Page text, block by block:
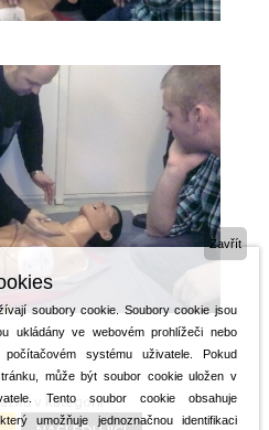
v kategorii
Zavřít
soubory cookie. Soubory cookie jsou
ukládány ve webovém prohlížeči nebo
systému uživatele. Pokud
může být soubor cookie uložen v
Tento soubor cookie obsahuje
umožňuje jednoznačnou identifikaci